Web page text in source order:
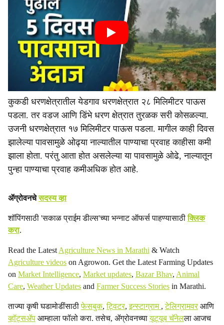
कुकडी धरणक्षेत्रातील येडगाव धरणक्षेत्रात २८ मिलिमीटर पाऊस
पडला. तर वडज आणि डिंभे धरण क्षेत्रात तुरळक सरी कोसळल्या.
उजनी धरणक्षेत्रात १७ मिलिमीटर पाऊस पडला. मागील काही दिवस
झालेल्या पावसामुळे ओढ्या नाल्यातील पाण्याचा प्रवाह काहीसा कमी
झाला होता. परंतु आता होत असलेल्या या पावसामुळे ओढे, नाल्यातून
पुन्हा पाण्याचा प्रवाह कमीअधिक होत आहे.
ॲग्रोवनचेसदस्य व्हा
शॉपिंगसाठी 'सकाळ प्राईम डील्स'च्या भन्नाट ऑफर्स पाहण्यासाठीक्लिक
करा.
Read the Latest Agriculture News in Marathi & Watch
Agriculture videos on Agrowon. Get the Latest Farming Updates
on Market Intelligence, Market updates, Bazar Bhav, Animal
Care, Weather Updates and Farmer Success Stories in Marathi.
ताज्या कृषी घडामोडींसाठीफेसबुक,ट्विटर,इन्स्टाग्राम ,टेलिग्रामवरआणि
व्हॉट्सॲप आम्हाला फॉलो करा. तसेच, ॲग्रोवनच्यायूट्यूब चॅनेलला आजच